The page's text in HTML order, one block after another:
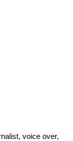
voice over,